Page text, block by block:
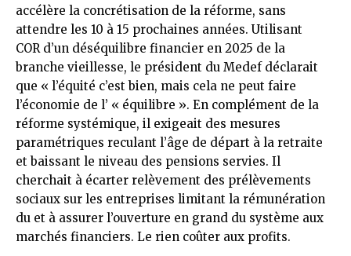
accélère la concrétisation de la réforme, sans
attendre les 10 à 15 prochaines années. Utilisant
COR d’un déséquilibre financier en 2025 de la
branche vieillesse, le président du Medef déclarait
que « l’équité c’est bien, mais cela ne peut faire
l’économie de l’ « équilibre ». En complément de la
réforme systémique, il exigeait des mesures
paramétriques reculant l’âge de départ à la retraite
et baissant le niveau des pensions servies. Il
cherchait à écarter relèvement des prélèvements
sociaux sur les entreprises limitant la rémunération
du et à assurer l’ouverture en grand du système aux
marchés financiers. Le rien coûter aux profits.